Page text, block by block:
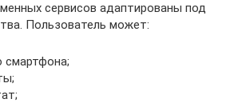
сервисов адаптированы под
Пользователь может:
смартфона;